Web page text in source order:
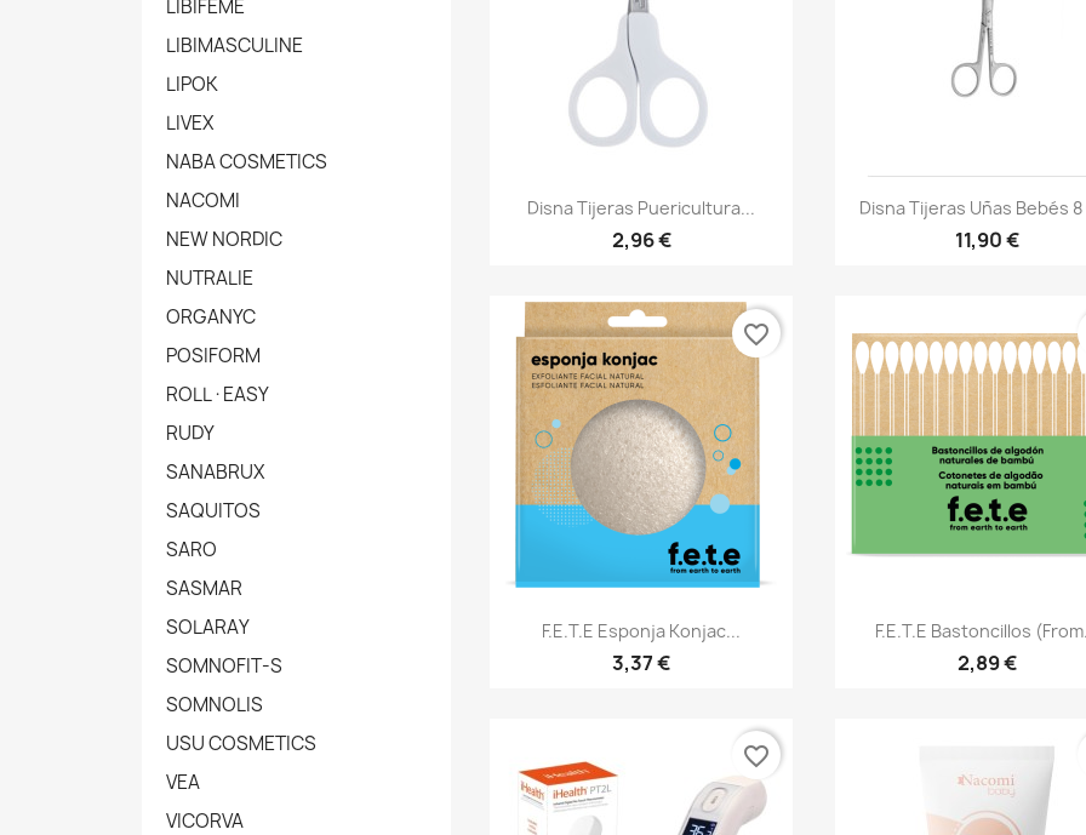
LIBIFEME
LIBIMASCULINE
LIPOK
LIVEX
NABA COSMETICS
NACOMI
NEW NORDIC
NUTRALIE
ORGANYC
POSIFORM
ROLL·EASY
RUDY
SANABRUX
SAQUITOS
SARO
SASMAR
SOLARAY
SOMNOFIT-S
SOMNOLIS
USU COSMETICS
VEA
VICORVA
Vista rápida
Disna Tijeras Puericultura...
2,96 €
Vista rápida
Disna Tijeras Uñas Bebés 8
11,90 €
Vista rápida
F.e.t.e Esponja Konjac...
3,37 €
favorite_border
Vista rápida
F.e.t.e Bastoncillos
2,89 €
favorite_border